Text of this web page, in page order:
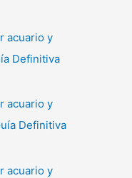
acuario y
Definitiva
acuario y
Definitiva
acuario y